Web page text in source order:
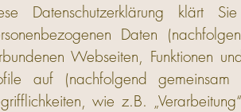
Datenschutzerklärung
Daten
Webseiten, Funktionen
auf (nachfolgend
wie z.B.